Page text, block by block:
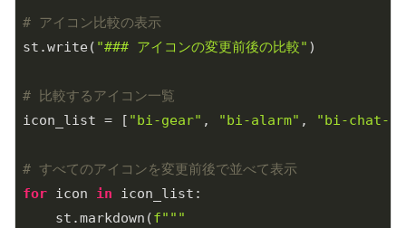
# アイコン比較の表示
st.write( "### アイコンの変更前後の比較" )
# 比較するアイコン一覧
icon_list = [ "bi-gear" , "bi-alarm" , "bi-chat-
# すべてのアイコンを変更前後で並べて表示
for icon in icon_list:
    st.markdown(
f"""